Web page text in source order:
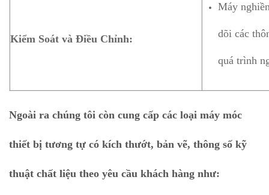
Kiểm Soát và Điều Chỉnh:
Máy
dõi các
quá trình
Ngoài ra chúng tôi còn cung cấp các loại máy móc
thiết bị tương tự có kích thướt, bản vẽ, thông số kỹ
thuật chất liệu theo yêu cầu khách hàng như: